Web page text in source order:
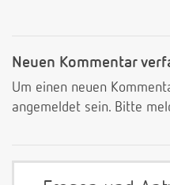
Neuen Kommentar
Um einen neuen
angemeldet sein. Bitte